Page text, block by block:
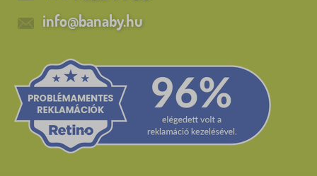
info@banaby.hu